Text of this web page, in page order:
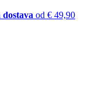
od € 49,90